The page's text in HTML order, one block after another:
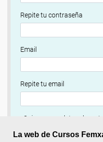
La web de Cursos
Repite tu contraseña
Email
Repite tu email
¿Quieres completar ahora
Si
No, completaré mi